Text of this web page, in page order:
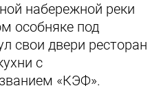
набережной реки
особняке под
свои двери ресторан
с
«КЭФ».